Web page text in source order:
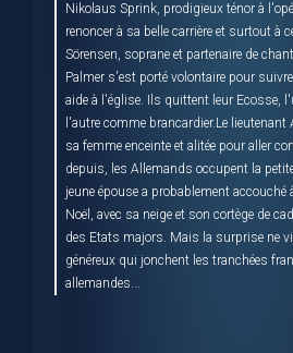
Nikolaus Sprink, prodigieux ténor à
renoncer à sa belle carrière et surtout à
Sörensen, soprane et partenaire de
Palmer s'est porté volontaire pour
aide à l'église. Ils quittent leur Ecosse,
l'autre comme brancardier.Le
sa femme enceinte et alitée pour aller
depuis, les Allemands occupent la
jeune épouse a probablement
Noël, avec sa neige et son cortège de
des Etats majors. Mais la surprise ne
généreux qui jonchent les tranchées
allemandes...